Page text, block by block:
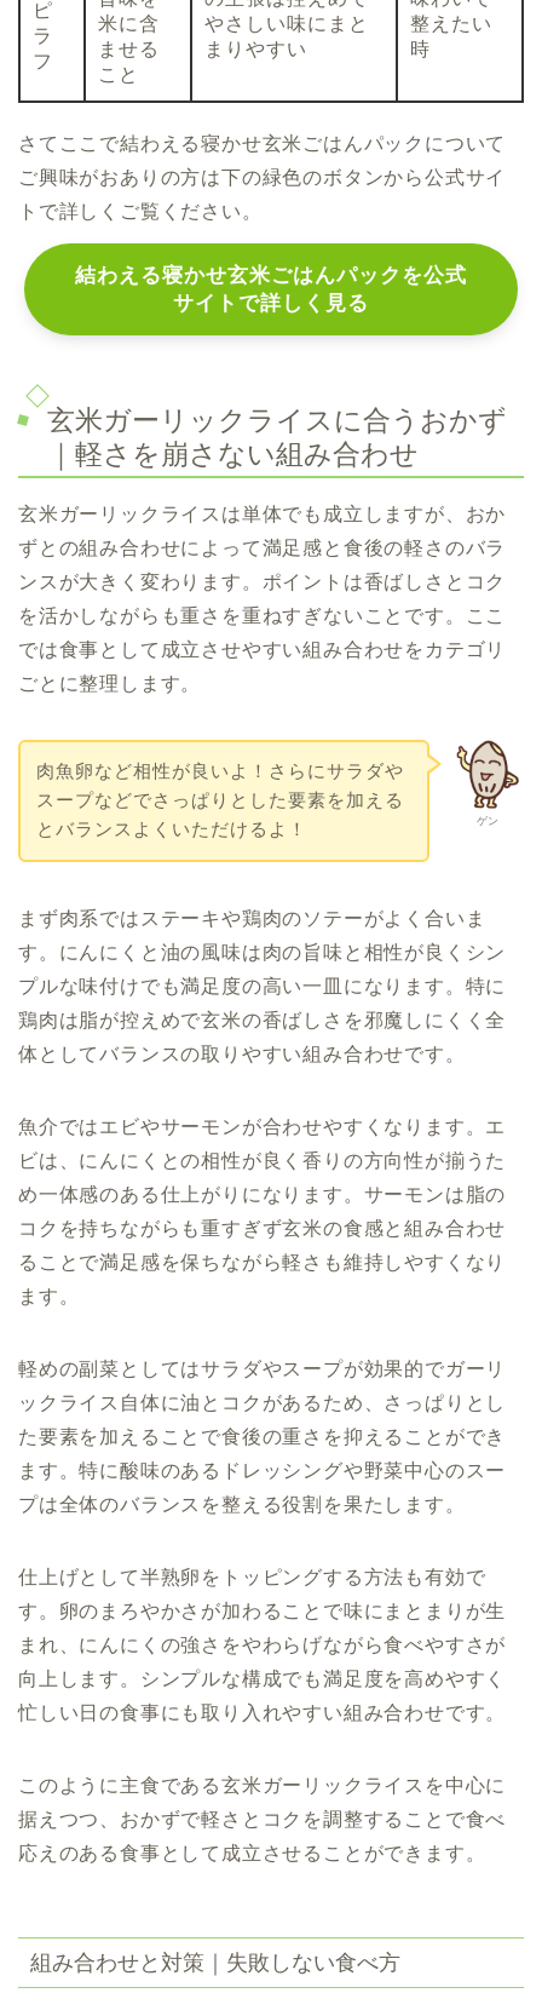
ピ
ラ
フ
米に含
ませる
こと
やさしい味にまと
まりやすい
整えたい
時
さてここで結わえる寝かせ玄米ごはんパックについて
ご興味がおありの方は下の緑色のボタンから公式サイ
トで詳しくご覧ください。
結わえる寝かせ玄米ごはんパックを公式
サイトで詳しく見る
玄米ガーリックライスに合うおかず
｜軽さを崩さない組み合わせ
玄米ガーリックライスは単体でも成立しますが、おか
ずとの組み合わせによって満足感と食後の軽さのバラ
ンスが大きく変わります。ポイントは香ばしさとコク
を活かしながらも重さを重ねすぎないことです。ここ
では食事として成立させやすい組み合わせをカテゴリ
ごとに整理します。
ゲン
肉魚卵など相性が良いよ！さらにサラダや
スープなどでさっぱりとした要素を加える
とバランスよくいただけるよ！
まず肉系ではステーキや鶏肉のソテーがよく合いま
す。にんにくと油の風味は肉の旨味と相性が良くシン
プルな味付けでも満足度の高い一皿になります。特に
鶏肉は脂が控えめで玄米の香ばしさを邪魔しにくく全
体としてバランスの取りやすい組み合わせです。
魚介ではエビやサーモンが合わせやすくなります。エ
ビは、にんにくとの相性が良く香りの方向性が揃うた
め一体感のある仕上がりになります。サーモンは脂の
コクを持ちながらも重すぎず玄米の食感と組み合わせ
ることで満足感を保ちながら軽さも維持しやすくなり
ます。
軽めの副菜としてはサラダやスープが効果的でガーリ
ックライス自体に油とコクがあるため、さっぱりとし
た要素を加えることで食後の重さを抑えることができ
ます。特に酸味のあるドレッシングや野菜中心のスー
プは全体のバランスを整える役割を果たします。
仕上げとして半熟卵をトッピングする方法も有効で
す。卵のまろやかさが加わることで味にまとまりが生
まれ、にんにくの強さをやわらげながら食べやすさが
向上します。シンプルな構成でも満足度を高めやすく
忙しい日の食事にも取り入れやすい組み合わせです。
このように主食である玄米ガーリックライスを中心に
据えつつ、おかずで軽さとコクを調整することで食べ
応えのある食事として成立させることができます。
組み合わせと対策｜失敗しない食べ方